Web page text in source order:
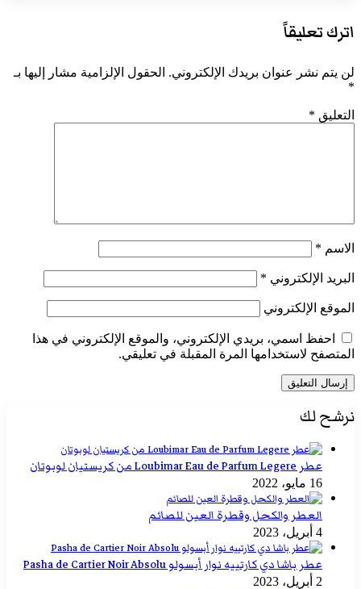
اترك تعليقاً
لن يتم نشر عنوان بريدك الإلكتروني. الحقول الإلزامية مشار إليها بـ
*
التعليق *
الاسم *
البريد الإلكتروني *
الموقع الإلكتروني
احفظ اسمي، بريدي الإلكتروني، والموقع الإلكتروني في هذا
المتصفح لاستخدامها المرة المقبلة في تعليقي.
نرشح لك
عطر Loubimar Eau de Parfum Legere من كريستيان لوبوتان
16 مايو، 2022
العطر والكحل وقطرة العين للصائم
4 أبريل، 2023
عطر باشا دي كارتييه نوار أبسولو Pasha de Cartier Noir Absolu
2 أبريل، 2023